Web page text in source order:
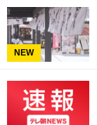
NEW